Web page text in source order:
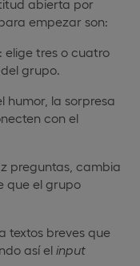
abierta por
empezar son:
: elige tres o cuatro
grupo.
humor, la sorpresa
con el
preguntas, cambia
que el grupo
textos breves que
así el input